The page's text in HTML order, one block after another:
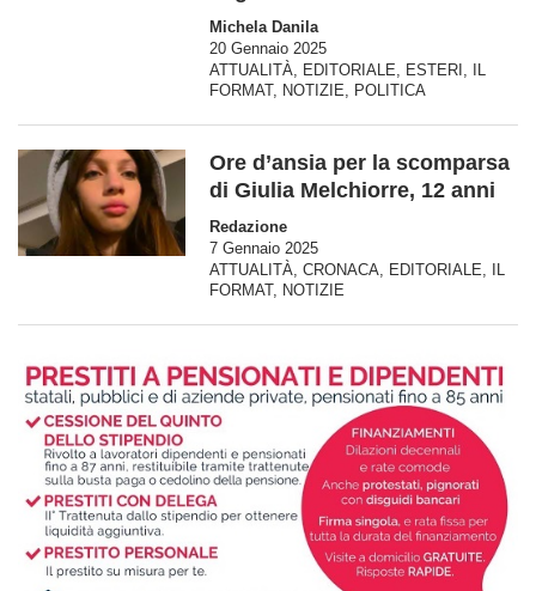
Michela Danila
20 Gennaio 2025
ATTUALITÀ
EDITORIALE ESTERI
FORMAT, NOTIZIE POLITICA
Ore d’ansia per la scomparsa
di Giulia Melchiorre, 12 anni
Redazione
7 Gennaio 2025
ATTUALITÀ CRONACA EDITORIALE
FORMAT, NOTIZIE